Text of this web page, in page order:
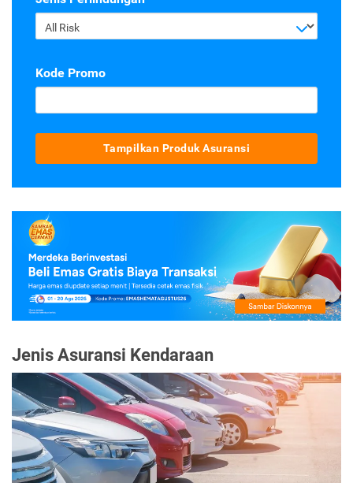
All Risk
Kode Promo
Tampilkan Produk Asuransi
Jenis Asuransi Kendaraan